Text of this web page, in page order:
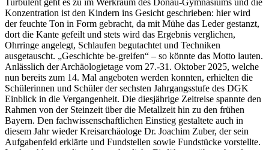
Konzentration ist den Kindern ins Gesicht geschrieben: hier wird
der feuchte Ton in Form gebracht, da mit Mühe das Leder gestanzt,
dort die Kante gefeilt und stets wird das Ergebnis verglichen,
Ohrringe angelegt, Schlaufen begutachtet und Techniken
ausgetauscht. „Geschichte be-greifen“ – so könnte das Motto lauten.
Anlässlich der Archäologietage vom 27.-31. Oktober 2025, welche
nun bereits zum 14. Mal angeboten werden konnten, erhielten die
Schülerinnen und Schüler der sechsten Jahrgangsstufe des DGK
Einblick in die Vergangenheit. Die diesjährige Zeitreise spannte den
Rahmen von der Steinzeit über die Metallzeit hin zu den frühen
Bayern. Den fachwissenschaftlichen Einstieg gestaltete auch in
diesem Jahr wieder Kreisarchäologe Dr. Joachim Zuber, der sein
Aufgabenfeld erklärte und Fundstellen sowie Fundstücke vorstellte.